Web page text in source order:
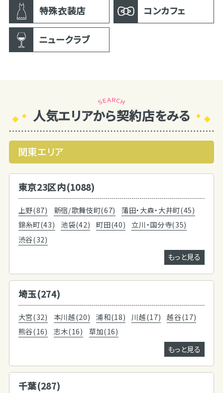
特殊衣装店 コンカフェ
ニュークラブ
人気エリアから契約店をみる
関東エリア
東京23区内(1088)
上野(87) 新宿/歌舞伎町(67)
蒲田・大森・大井町(45)
錦糸町(43)
池袋(42) 町田(40)
立川・国分寺(35)
渋谷(32)
もっと見る
埼玉(274)
大宮(32) 本川越(20) 浦和(18) 川越(17)
越谷(17)
熊谷(16)
志木(16)
草加(16)
もっと見る
千葉(287)